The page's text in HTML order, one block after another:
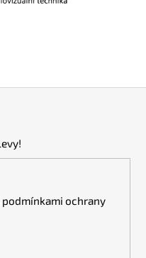
podmínkami ochrany